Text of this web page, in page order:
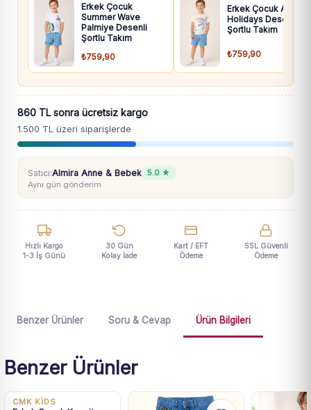
Erkek Çocuk
Summer Wave
Palmiye Desenli
Şortlu Takım
₺759,90
Erkek Çocuk Always
Holidays Desenli
Şortlu Takım
₺759,90
860 TL sonra ücretsiz kargo
1.500 TL üzeri siparişlerde
Satıcı:Almira Anne & Bebek 5.0 ★
Aynı gün gönderim
Hızlı Kargo
1-3 İş Günü
30 Gün
Kolay İade
Kart / EFT
Ödeme
SSL Güvenli
Ödeme
Benzer Ürünler Soru & Cevap Ürün Bilgileri
Benzer Ürünler
CMK KİDS